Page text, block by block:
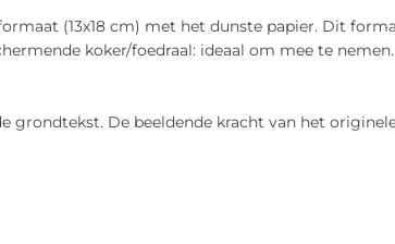
(13x18 cm) met het dunste papier. Dit
koker/foedraal: ideaal om mee te nemen.
grondtekst. De beeldende kracht van het